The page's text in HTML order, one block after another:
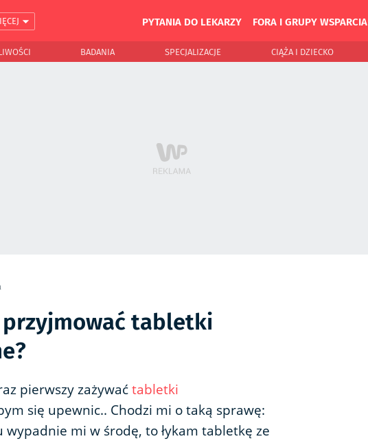
PYTANIA DO LEKARZY FORA I GRUPY WSPARCIA
BADANIA SPECJALIZACJE CIĄŻA I DZIECKO
przyjmować tabletki
pierwszy zażywaćtabletki
się upewnic.. Chodzi mi o taką sprawę:
mi w środę, to łykam tabletkę ze